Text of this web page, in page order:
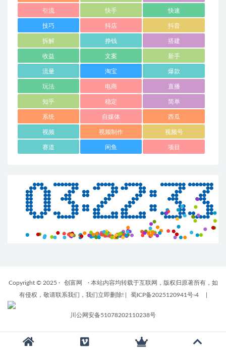
引流 快手 快速
技巧 抖店 抖音
拆解 挣钱 搭建
收益 文案 新手
流量 淘宝 爆款
玩法 电商 直播
知乎 稳定 简单
系统 自媒体 西瓜
视频 视频制作 视频号
赛道 闲鱼 项目
Copyright © 2025 · 创富网
· 本站内容均转载于互联网，版权归原著所有，如
有侵权，敬请联系我们，我们立即删除!
蜀ICP备2025120941号-4
川公网安备51078202110238号